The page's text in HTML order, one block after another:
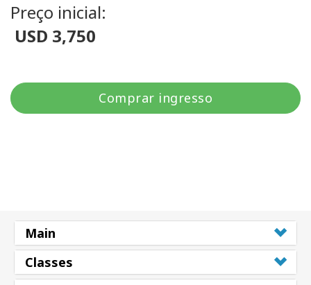
Preço inicial:
USD 3,750
Comprar ingresso
Main
Classes